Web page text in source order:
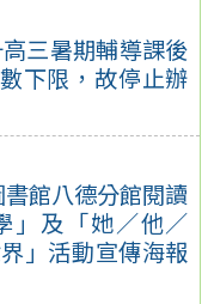
三暑期輔導課後
下限，故停止辦
館八德分館閱讀
」及「她／他／
」活動宣傳海報